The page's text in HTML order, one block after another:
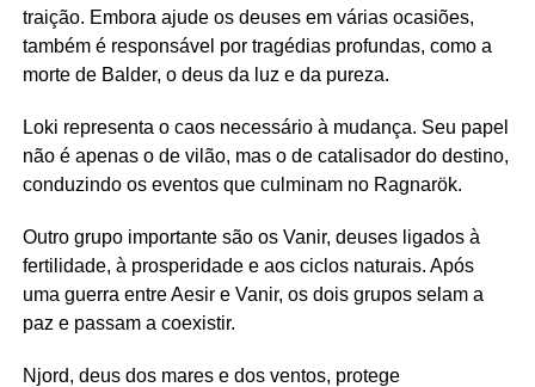
traição. Embora ajude os deuses em várias ocasiões,
também é responsável por tragédias profundas, como a
morte de Balder, o deus da luz e da pureza.
Loki representa o caos necessário à mudança. Seu papel
não é apenas o de vilão, mas o de catalisador do destino,
conduzindo os eventos que culminam no Ragnarök.
Outro grupo importante são os Vanir, deuses ligados à
fertilidade, à prosperidade e aos ciclos naturais. Após
uma guerra entre Aesir e Vanir, os dois grupos selam a
paz e passam a coexistir.
Njord, deus dos mares e dos ventos, protege